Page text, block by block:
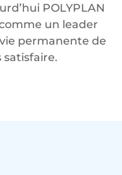
POLYPLAN
un leader
permanente de
satisfaire.